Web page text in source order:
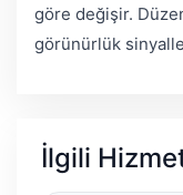
göre değişir.
görünürlük
İlgili